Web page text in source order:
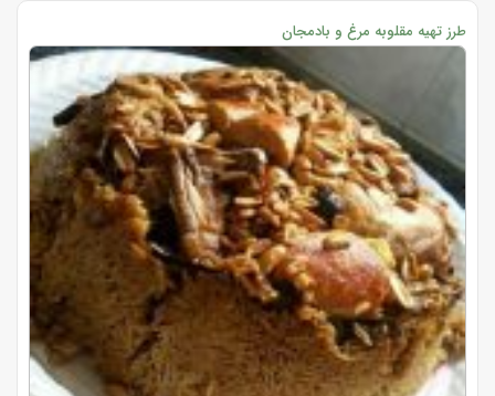
طرز تهیه مقلوبه مرغ و بادمجان